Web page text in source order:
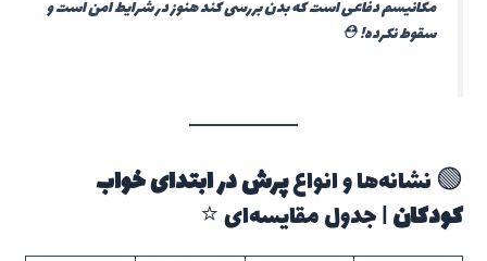
مکانیسم دفاعی است که بدن بررسی کند هنوز در شرایط امن است و
سقوط نکرده! ⛑️
🟢 نشانه‌ها و انواعپرش در ابتدای خواب
کودکان| جدول مقایسه‌ای ⭐